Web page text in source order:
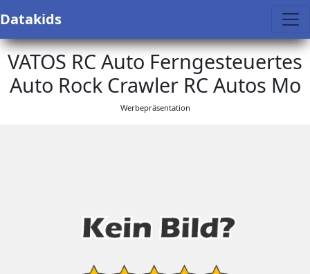
Datakids
VATOS RC Auto Ferngesteuertes
Auto Rock Crawler RC Autos Mo
Werbepräsentation